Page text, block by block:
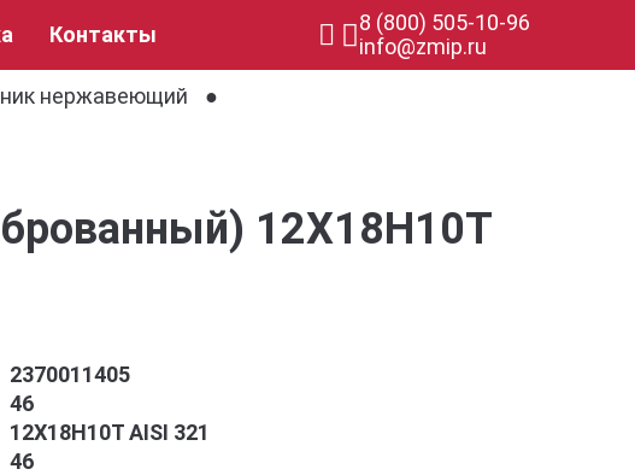
Контакты
8 (800) 505-10-96
info@zmip.ru
нержавеющий
12Х18Н10Т
2370011405
46
12Х18Н10Т AISI 321
46